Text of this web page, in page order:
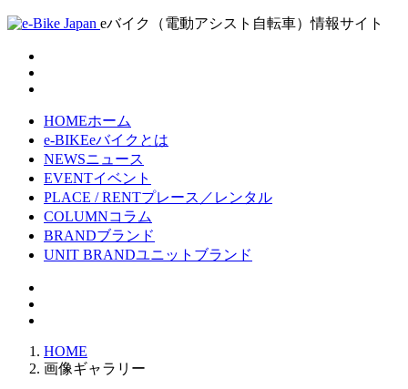
eバイク（電動アシスト自転車）情報サイト
HOMEホーム
e-BIKEeバイクとは
NEWSニュース
EVENTイベント
PLACE / RENTプレース／レンタル
COLUMNコラム
BRANDブランド
UNIT BRANDユニットブランド
HOME
画像ギャラリー